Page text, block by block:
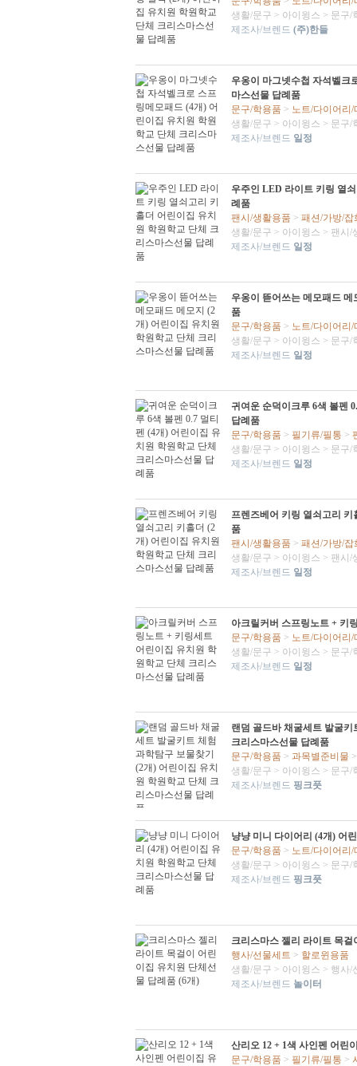
생활/문구 > 아이윙스 > 문구/
제조사/브렌드 (주)한들
우옹이 마그넷수첩 자석벨크
마스선물 답례품
문구/학용품 > 노트/다이어리/
생활/문구 > 아이윙스 > 문구/
제조사/브렌드 일정
우주인 LED 라이트 키링 열
례품
팬시/생활용품 > 패션/가방/잡
생활/문구 > 아이윙스 > 팬시/
제조사/브렌드 일정
우옹이 뜯어쓰는 메모패드
품
문구/학용품 > 노트/다이어리/
생활/문구 > 아이윙스 > 문구/
제조사/브렌드 일정
귀여운 순덕이크루 6색 볼펜
답례품
문구/학용품 > 필기류/필통 >
생활/문구 > 아이윙스 > 문구/
제조사/브렌드 일정
프렌즈베어 키링 열쇠고리
품
팬시/생활용품 > 패션/가방/잡
생활/문구 > 아이윙스 > 팬시/
제조사/브렌드 일정
아크릴커버 스프링노트 + 키
문구/학용품 > 노트/다이어리/
생활/문구 > 아이윙스 > 문구/
제조사/브렌드 일정
랜덤 골드바 채굴세트 발굴
크리스마스선물 답례품
문구/학용품 > 과목별준비물
생활/문구 > 아이윙스 > 문구/
제조사/브렌드 핑크풋
냥냥 미니 다이어리 (4개) 어
문구/학용품 > 노트/다이어리/
생활/문구 > 아이윙스 > 문구/
제조사/브렌드 핑크풋
크리스마스 젤리 라이트 목
행사/선물세트 > 할로윈용품
생활/문구 > 아이윙스 > 행사/
제조사/브렌드 놀이터
산리오 12 + 1색 사인펜 어린
문구/학용품 > 필기류/필통 >